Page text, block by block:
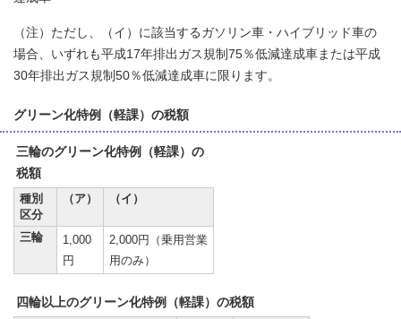
（注）ただし、（イ）に該当するガソリン車・ハイブリッド車の
場合、いずれも平成17年排出ガス規制75％低減達成車または平成
30年排出ガス規制50％低減達成車に限ります。
グリーン化特例（軽課）の税額
三輪のグリーン化特例（軽課）の
税額
種別
区分
（ア） （イ）
三輪
1,000
円
2,000円（乗用営業
用のみ）
四輪以上のグリーン化特例（軽課）の税額